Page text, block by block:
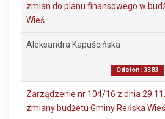
zmian do planu finansowego w
Wieś
Aleksandra Kapuścińska
Odsłon: 3383
Zarządzenie nr 104/16 z dnia
zmiany budżetu Gminy Reńska Wieś.